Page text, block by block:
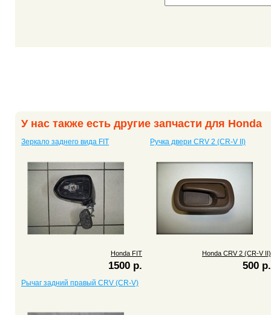
У нас также есть другие запчасти для Honda
Зеркало заднего вида FIT
Honda FIT
1500 р.
Ручка двери CRV 2 (CR-V II)
Honda CRV 2 (CR-V II)
500 р.
Рычаг задний правый CRV (CR-V)